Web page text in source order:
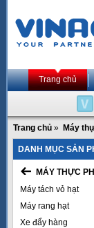
Trang chủ
Trang chủ » Máy
DANH MỤC SẢN
MÁY THỰC
Máy tách vỏ hạt
Máy rang hạt
Xe đẩy hàng